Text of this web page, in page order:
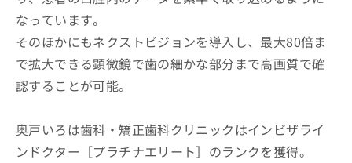
なっています。
そのほかにもネクストビジョンを導入し、最大80倍ま
で拡大できる顕微鏡で歯の細かな部分まで高画質で確
認することが可能。
奥戸いろは歯科・矯正歯科クリニックはインビザライ
ンドクター［プラチナエリート］のランクを獲得。